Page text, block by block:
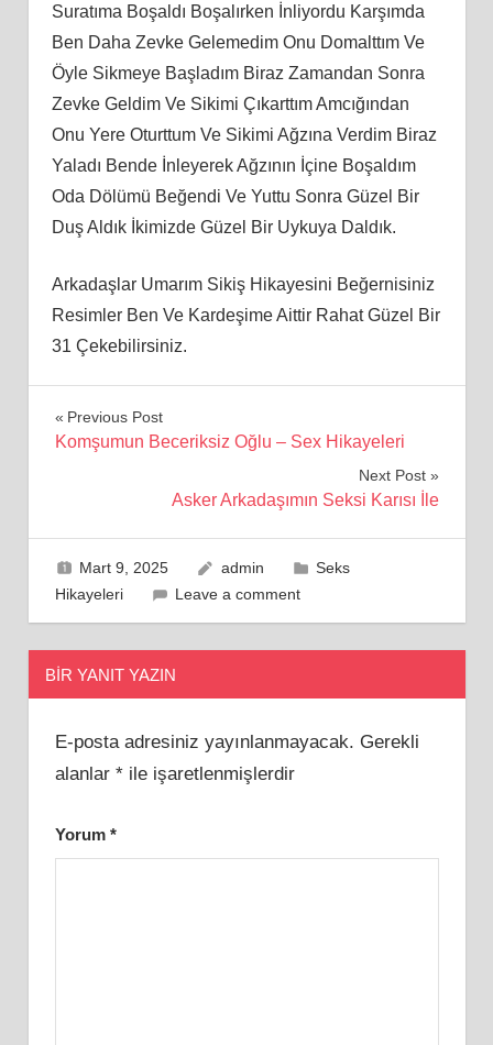
Suratıma Boşaldı Boşalırken İnliyordu Karşımda
Ben Daha Zevke Gelemedim Onu Domalttım Ve
Öyle Sikmeye Başladım Biraz Zamandan Sonra
Zevke Geldim Ve Sikimi Çıkarttım Amcığından
Onu Yere Oturttum Ve Sikimi Ağzına Verdim Biraz
Yaladı Bende İnleyerek Ağzının İçine Boşaldım
Oda Dölümü Beğendi Ve Yuttu Sonra Güzel Bir
Duş Aldık İkimizde Güzel Bir Uykuya Daldık.
Arkadaşlar Umarım Sikiş Hikayesini Beğernisiniz
Resimler Ben Ve Kardeşime Aittir Rahat Güzel Bir
31 Çekebilirsiniz.
Yazı
Previous Post
Komşumun Beceriksiz Oğlu – Sex Hikayeleri
Next Post
Asker Arkadaşımın Seksi Karısı İle
Mart 9, 2025 admin
Seks
Hikayeleri
Leave a comment
BIR YANIT YAZIN
E-posta adresiniz yayınlanmayacak. Gerekli
alanlar *ile işaretlenmişlerdir
Yorum *